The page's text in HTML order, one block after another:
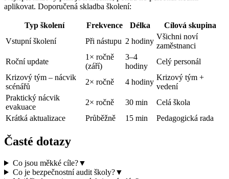
aplikovat. Doporučená skladba školení:
Typ školení Frekvence Délka
Cílová skupina
Vstupní školení
Při nástupu 2 hodiny
Všichni noví
zaměstnanci
Roční update
1× ročně
(září)
3–4
hodiny
Celý personál
Krizový tým – nácvik
scénářů
2× ročně 4 hodiny
Krizový tým +
vedení
Praktický nácvik
evakuace
2× ročně 30 min
Celá škola
Krátká aktualizace
Průběžně 15 min Pedagogická rada
Časté dotazy
Co jsou měkké cíle?▼
Co je bezpečnostní audit školy?▼